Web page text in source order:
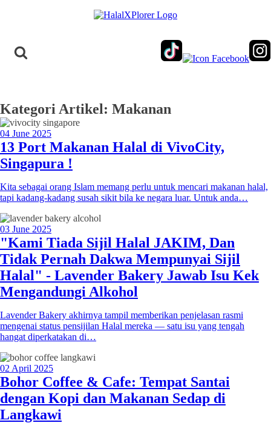
Kategori Artikel: Makanan
04 June 2025
13 Port Makanan Halal di VivoCity,
Singapura !
Kita sebagai orang Islam memang perlu untuk mencari makanan halal,
tapi kadang-kadang susah sikit bila ke negara luar. Untuk anda…
03 June 2025
"Kami Tiada Sijil Halal JAKIM, Dan
Tidak Pernah Dakwa Mempunyai Sijil
Halal" - Lavender Bakery Jawab Isu Kek
Mengandungi Alkohol
Lavender Bakery akhirnya tampil memberikan penjelasan rasmi
mengenai status pensijilan Halal mereka — satu isu yang tengah
hangat diperkatakan di…
02 April 2025
Bohor Coffee & Cafe: Tempat Santai
dengan Kopi dan Makanan Sedap di
Langkawi